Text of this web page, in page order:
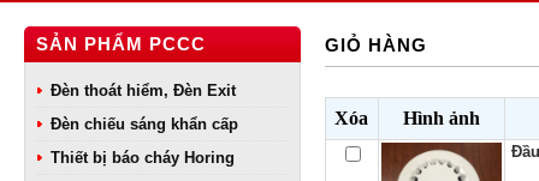
SẢN PHẨM PCCC
Đèn thoát hiểm, Đèn Exit
Đèn chiếu sáng khẩn cấp
Thiết bị báo cháy Horing
GIỎ HÀNG
Xóa Hình ảnh